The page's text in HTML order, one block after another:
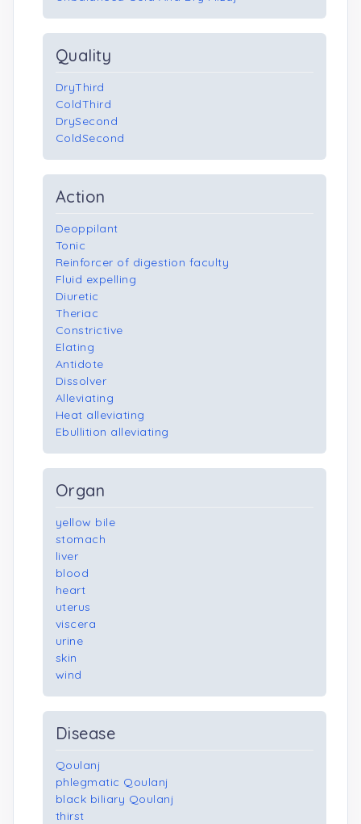
Quality
DryThird
ColdThird
DrySecond
ColdSecond
Action
Deoppilant
Tonic
Reinforcer of digestion faculty
Fluid expelling
Diuretic
Theriac
Constrictive
Elating
Antidote
Dissolver
Alleviating
Heat alleviating
Ebullition alleviating
Organ
yellow bile
stomach
liver
blood
heart
uterus
viscera
urine
skin
wind
Disease
Qoulanj
phlegmatic Qoulanj
black biliary Qoulanj
thirst